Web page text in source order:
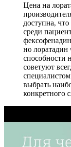
Цена на
доступна,
среди
но лоратадин
способности
советуют
выбрать
конкретного